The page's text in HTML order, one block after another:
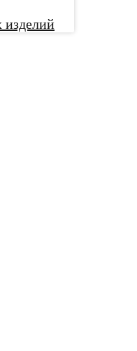
изделий